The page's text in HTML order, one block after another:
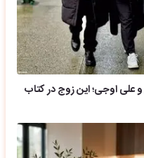
علی اوجی؛ این زوج در کتاب